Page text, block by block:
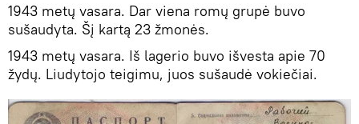
1943 metų vasara. Dar viena romų grupė buvo
sušaudyta. Šį kartą 23 žmonės.
1943 metų vasara. Iš lagerio buvo išvesta apie 70
žydų. Liudytojo teigimu, juos sušaudė vokiečiai.